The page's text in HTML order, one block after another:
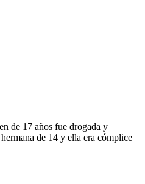
de 17 años fue drogada y
de 14 y ella era cómplice